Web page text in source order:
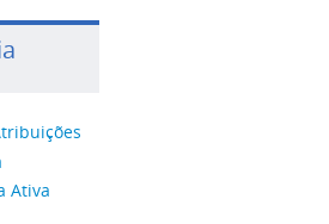
Ativa